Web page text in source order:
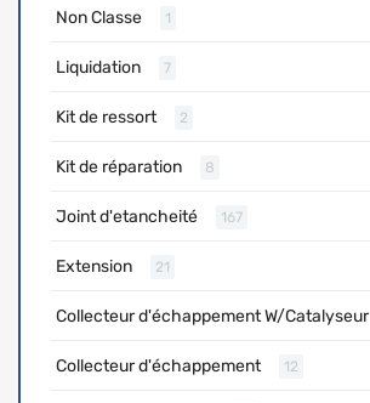
Non Classe 1
Liquidation 7
Kit de ressort 2
Kit de réparation 8
Joint d'etancheité 167
Extension 21
Collecteur d'échappement W/Catalyseur
Collecteur d'échappement 12